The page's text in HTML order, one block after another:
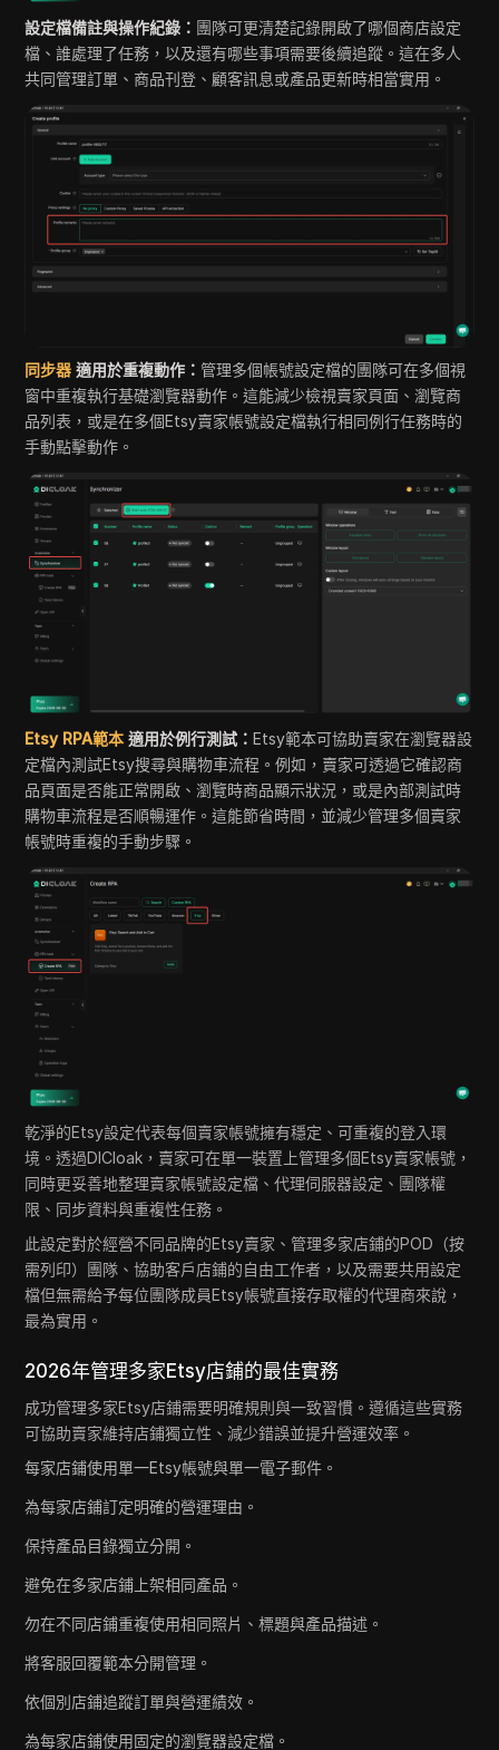
設定檔備註與操作紀錄： 團隊可更清楚記錄開啟了哪個商店設定
檔、誰處理了任務，以及還有哪些事項需要後續追蹤。這在多人
共同管理訂單、商品刊登、顧客訊息或產品更新時相當實用。
同步器 適用於重複動作：管理多個帳號設定檔的團隊可在多個視
窗中重複執行基礎瀏覽器動作。這能減少檢視賣家頁面、瀏覽商
品列表，或是在多個Etsy賣家帳號設定檔執行相同例行任務時的
手動點擊動作。
Etsy RPA範本 適用於例行測試：Etsy範本可協助賣家在瀏覽器設
定檔內測試Etsy搜尋與購物車流程。例如，賣家可透過它確認商
品頁面是否能正常開啟、瀏覽時商品顯示狀況，或是內部測試時
購物車流程是否順暢運作。這能節省時間，並減少管理多個賣家
帳號時重複的手動步驟。
乾淨的Etsy設定代表每個賣家帳號擁有穩定、可重複的登入環
境。透過DICloak，賣家可在單一裝置上管理多個Etsy賣家帳號，
同時更妥善地整理賣家帳號設定檔、代理伺服器設定、團隊權
限、同步資料與重複性任務。
此設定對於經營不同品牌的Etsy賣家、管理多家店鋪的POD（按
需列印）團隊、協助客戶店鋪的自由工作者，以及需要共用設定
檔但無需給予每位團隊成員Etsy帳號直接存取權的代理商來說，
最為實用。
2026年管理多家Etsy店鋪的最佳實務
成功管理多家Etsy店鋪需要明確規則與一致習慣。遵循這些實務
可協助賣家維持店鋪獨立性、減少錯誤並提升營運效率。
每家店鋪使用單一Etsy帳號與單一電子郵件。
為每家店鋪訂定明確的營運理由。
保持產品目錄獨立分開。
避免在多家店鋪上架相同產品。
勿在不同店鋪重複使用相同照片、標題與產品描述。
將客服回覆範本分開管理。
依個別店鋪追蹤訂單與營運績效。
為每家店鋪使用固定的瀏覽器設定檔。